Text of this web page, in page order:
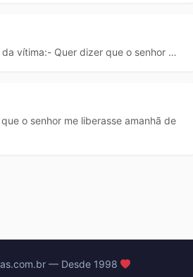
vítima:- Quer dizer que o senhor …
o senhor me liberasse amanhã de
— Desde 1998